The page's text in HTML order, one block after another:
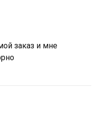
заказ и мне